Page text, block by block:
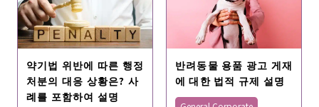
약기법 위반에 따른 행정
처분의 대응 상황은? 사
례를 포함하여 설명
반려동물 용품 광고 게재
에 대한 법적 규제 설명